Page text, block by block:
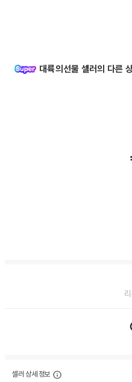
대륙의선물 셀러의 다른
셀러 상세 정보